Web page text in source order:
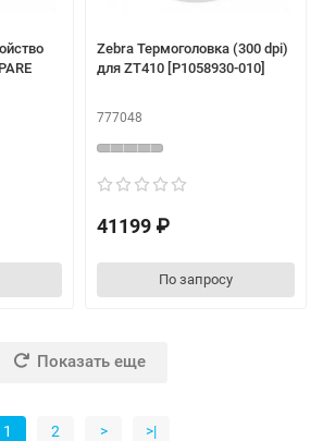
Zebra Термоголовка (300 dpi)
для ZT410 [P1058930-010]
777048
41199 ₽
По запросу
Показать еще
1 2 > >|